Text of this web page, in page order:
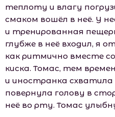
теплоту и влагу
смаком вошёл в неё. У
и тренированная
глубже в неё входил, я
как ритмично вместе
киска. Томас, тем
и иностранка схватила
повернула голову в
неё во рту. Томас